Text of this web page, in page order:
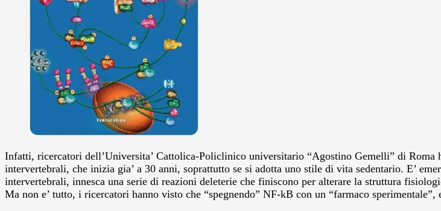
Infatti, ricercatori dell’Universita’ Cattolica-Policlinico universitario “Agostino Gemelli” di Roma
intervertebrali, che inizia gia’ a 30 anni, soprattutto se si adotta uno stile di vita sedentario. E’
intervertebrali, innesca una serie di reazioni deleterie che finiscono per alterare la struttura
Ma non e’ tutto, i ricercatori hanno visto che “spegnendo” NF-kB con un “farmaco